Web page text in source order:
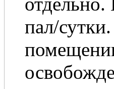
пал/